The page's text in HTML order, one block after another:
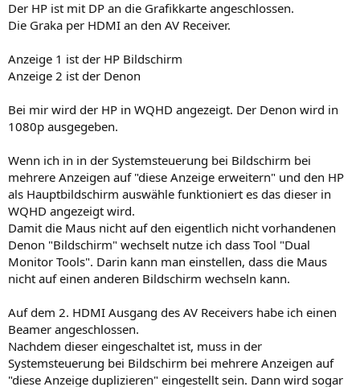
Der HP ist mit DP an die Grafikkarte angeschlossen.
Die Graka per HDMI an den AV Receiver.
Anzeige 1 ist der HP Bildschirm
Anzeige 2 ist der Denon
Bei mir wird der HP in WQHD angezeigt. Der Denon wird in
1080p ausgegeben.
Wenn ich in in der Systemsteuerung bei Bildschirm bei
mehrere Anzeigen auf "diese Anzeige erweitern" und den HP
als Hauptbildschirm auswähle funktioniert es das dieser in
WQHD angezeigt wird.
Damit die Maus nicht auf den eigentlich nicht vorhandenen
Denon "Bildschirm" wechselt nutze ich dass Tool "Dual
Monitor Tools". Darin kann man einstellen, dass die Maus
nicht auf einen anderen Bildschirm wechseln kann.
Auf dem 2. HDMI Ausgang des AV Receivers habe ich einen
Beamer angeschlossen.
Nachdem dieser eingeschaltet ist, muss in der
Systemsteuerung bei Bildschirm bei mehrere Anzeigen auf
"diese Anzeige duplizieren" eingestellt sein. Dann wird sogar